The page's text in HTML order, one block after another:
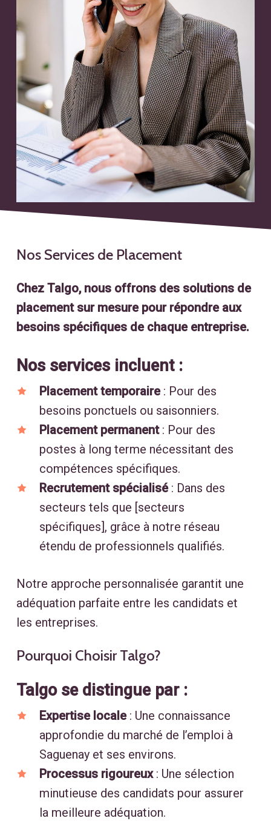
Nos Services de Placement
Chez Talgo, nous offrons des solutions de
placement sur mesure pour répondre aux
besoins spécifiques de chaque entreprise.
Nos services incluent :
Placement temporaire: Pour des
besoins ponctuels ou saisonniers.
Placement permanent: Pour des
postes à long terme nécessitant des
compétences spécifiques.
Recrutement spécialisé: Dans des
secteurs tels que [secteurs
spécifiques], grâce à notre réseau
étendu de professionnels qualifiés.
Notre approche personnalisée garantit une
adéquation parfaite entre les candidats et
les entreprises.
Pourquoi Choisir Talgo?
Talgo se distingue par :
Expertise locale: Une connaissance
approfondie du marché de l’emploi à
Saguenay et ses environs.
Processus rigoureux: Une sélection
minutieuse des candidats pour assurer
la meilleure adéquation.